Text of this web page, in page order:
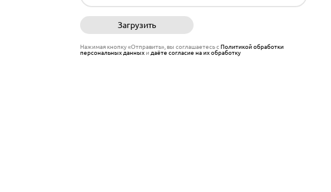
Загрузить
Нажимая кнопку «Отправить», вы соглашаетесь сПолитикой обработки
персональных данныхи даёте согласие на их обработку